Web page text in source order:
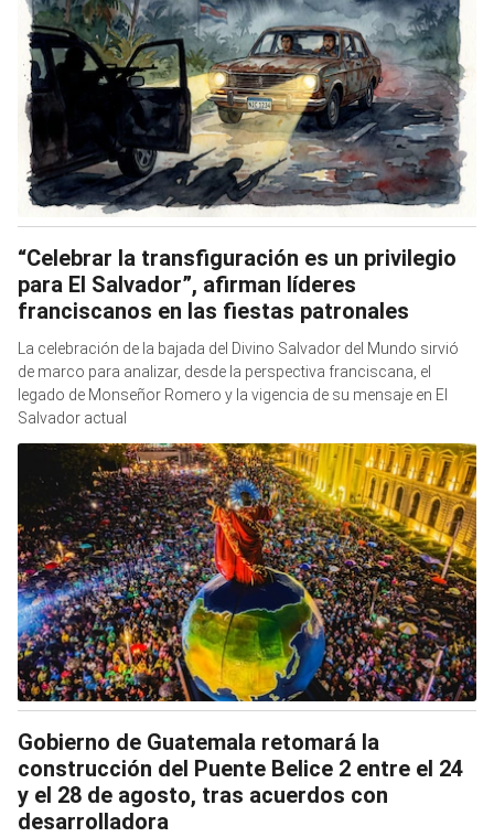
“Celebrar la transfiguración es un privilegio
para El Salvador”, afirman líderes
franciscanos en las fiestas patronales
La celebración de la bajada del Divino Salvador del Mundo sirvió
de marco para analizar, desde la perspectiva franciscana, el
legado de Monseñor Romero y la vigencia de su mensaje en El
Salvador actual
Gobierno de Guatemala retomará la
construcción del Puente Belice 2 entre el 24
y el 28 de agosto, tras acuerdos con
desarrolladora